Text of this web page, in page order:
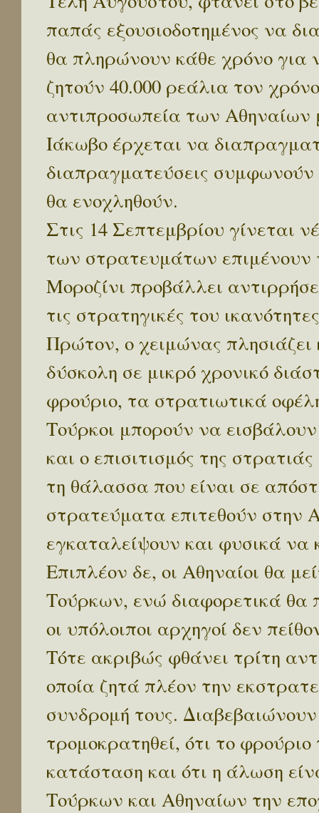
παπάς εξουσιοδοτημένος να
θα πληρώνουν κάθε χρόνο για
ζητούν 40.000 ρεάλια τον
αντιπροσωπεία των Αθηναίων
Ιάκωβο έρχεται να
διαπραγματεύσεις συμφωνούν
θα ενοχληθούν.
Στις 14 Σεπτεμβρίου γίνεται
των στρατευμάτων επιμένουν
Μοροζίνι προβάλλει
τις στρατηγικές του
Πρώτον, ο χειμώνας
δύσκολη σε μικρό χρονικό
φρούριο, τα στρατιωτικά
Τούρκοι μπορούν να
και ο επισιτισμός της
τη θάλασσα που είναι σε
στρατεύματα επιτεθούν στην
εγκαταλείψουν και φυσικά
Επιπλέον δε, οι Αθηναίοι θα
Τούρκων, ενώ διαφορετικά
οι υπόλοιποι αρχηγοί δεν
Τότε ακριβώς φθάνει τρίτη
οποία ζητά πλέον την
συνδρομή τους.
τρομοκρατηθεί, ότι το
κατάσταση και ότι η άλωση
Τούρκων και Αθηναίων την